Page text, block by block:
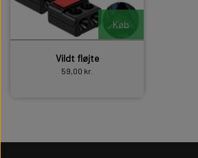
Køb
Vildt fløjte
59,00 kr.